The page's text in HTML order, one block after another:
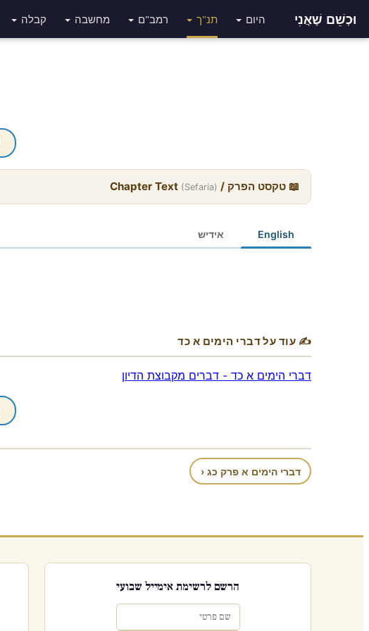
וּכְשֵׁם שֶׁאֲנִי היום תנ"ך רמב"ם מחשבה קבלה
📖 טקסט הפרק / Chapter Text (Sefaria)
English אידיש
✍ עוד על דברי הימים א כד
דברי הימים א כד - דברים מקבוצת הדיון
דברי הימים א פרק כג ‹
הרשם לרשימת אימייל שבועי